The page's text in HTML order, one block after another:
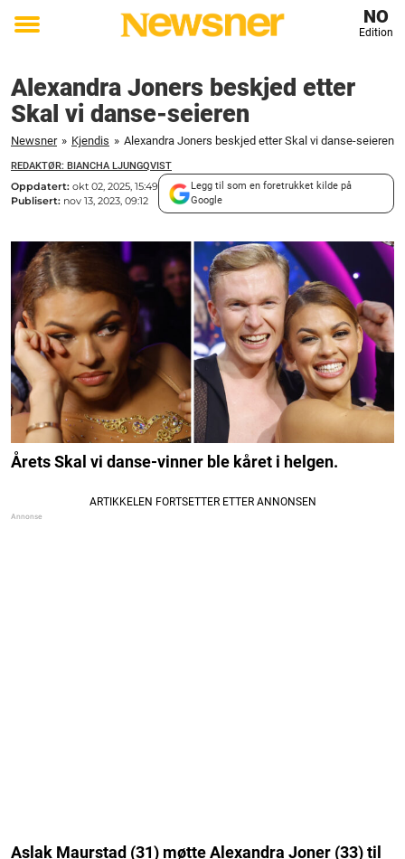
Toggle
NO
Edition
Alexandra Joners beskjed etter
Skal vi danse-seieren
Newsner » Kjendis » Alexandra Joners beskjed etter Skal vi danse-seieren
REDAKTØR: BIANCHA LJUNGQVIST
Oppdatert: okt 02, 2025, 15:49
Publisert: nov 13, 2023, 09:12
Legg til som en foretrukket kilde på
Google
Årets Skal vi danse-vinner ble kåret i helgen.
Aslak Maurstad (31) møtte Alexandra Joner (33) til